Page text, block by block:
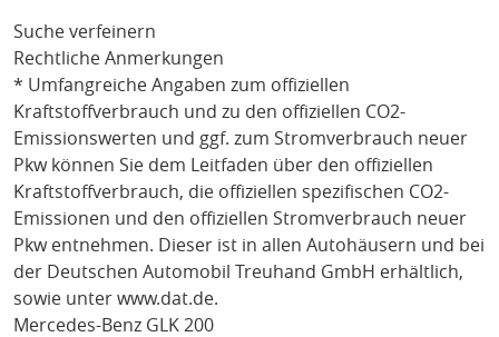
Suche verfeinern
Rechtliche Anmerkungen
* Umfangreiche Angaben zum offiziellen
Kraftstoffverbrauch und zu den offiziellen CO2-
Emissionswerten und ggf. zum Stromverbrauch neuer
Pkw können Sie dem Leitfaden über den offiziellen
Kraftstoffverbrauch, die offiziellen spezifischen CO2-
Emissionen und den offiziellen Stromverbrauch neuer
Pkw entnehmen. Dieser ist in allen Autohäusern und bei
der Deutschen Automobil Treuhand GmbH erhältlich,
sowie unter www.dat.de.
Mercedes-Benz GLK 200